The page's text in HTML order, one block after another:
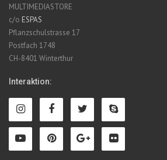
MULTIMEDIASTORE
c/o ESPAS
Pflanzschulstrasse 17
Postfach 1748
CH-8401 Winterthur
Interaktion: